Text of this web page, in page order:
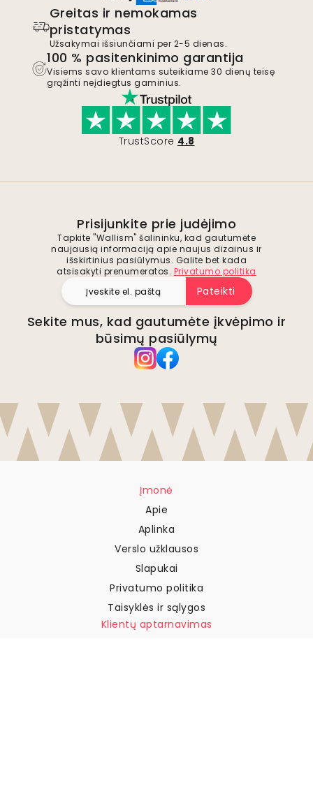
Greitas ir nemokamas
pristatymas
Užsakymai išsiunčiami per 2-5 dienas.
100 % pasitenkinimo garantija
Visiems savo klientams suteikiame 30 dienų teisę
grąžinti neįdiegtus gaminius.
TrustScore 4.8
Prisijunkite prie judėjimo
Tapkite "Wallism" šalininku, kad gautumėte
naujausią informaciją apie naujus dizainus ir
išskirtinius pasiūlymus. Galite bet kada
atsisakyti prenumeratos. Privatumo politika
Pateikti
Sekite mus, kad gautumėte įkvėpimo ir
būsimų pasiūlymų
Įmonė
Apie
Aplinka
Verslo užklausos
Slapukai
Privatumo politika
Taisyklės ir sąlygos
Klientų aptarnavimas